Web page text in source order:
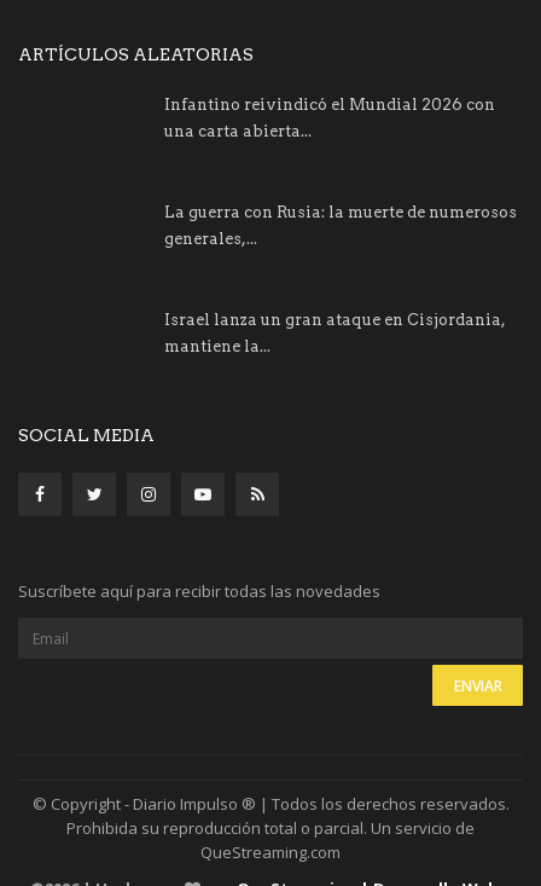
ARTÍCULOS ALEATORIAS
Infantino reivindicó el Mundial 2026 con
una carta abierta...
La guerra con Rusia: la muerte de numerosos
generales,...
Israel lanza un gran ataque en Cisjordania,
mantiene la...
SOCIAL MEDIA
Suscríbete aquí para recibir todas las novedades
© Copyright - Diario Impulso ® | Todos los derechos reservados.
Prohibida su reproducción total o parcial. Un servicio de
QueStreaming.com